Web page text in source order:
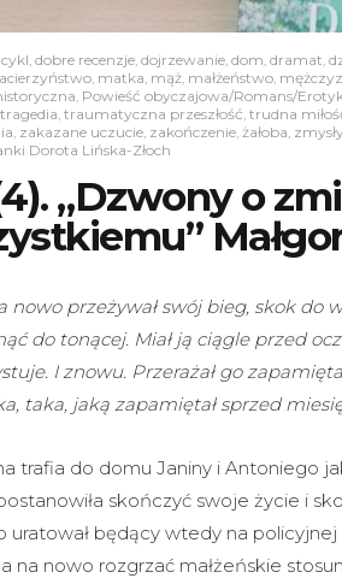
cykl, dobre recenzje, dojrzewanie, dom, dramat,
, matka, mąż, małżeństwo,
, Powieść obyczajowa/Romans/
tragedia, traumatyczna przeszłość, trudna
, zakazane uczucie, zakończenie, żałoba,
Dorota Lińska-Złoch
„Dzwony o
nowo przeżywał swój bieg, skok do
do tonącej. Miał ją ciągle przed
I znowu. Przerażał go
taka, jaką zapamiętał sprzed
trafia do domu Janiny i Antoniego
skończyć swoje życie i
uratował będący wtedy na
na nowo rozgrzać małżeńskie